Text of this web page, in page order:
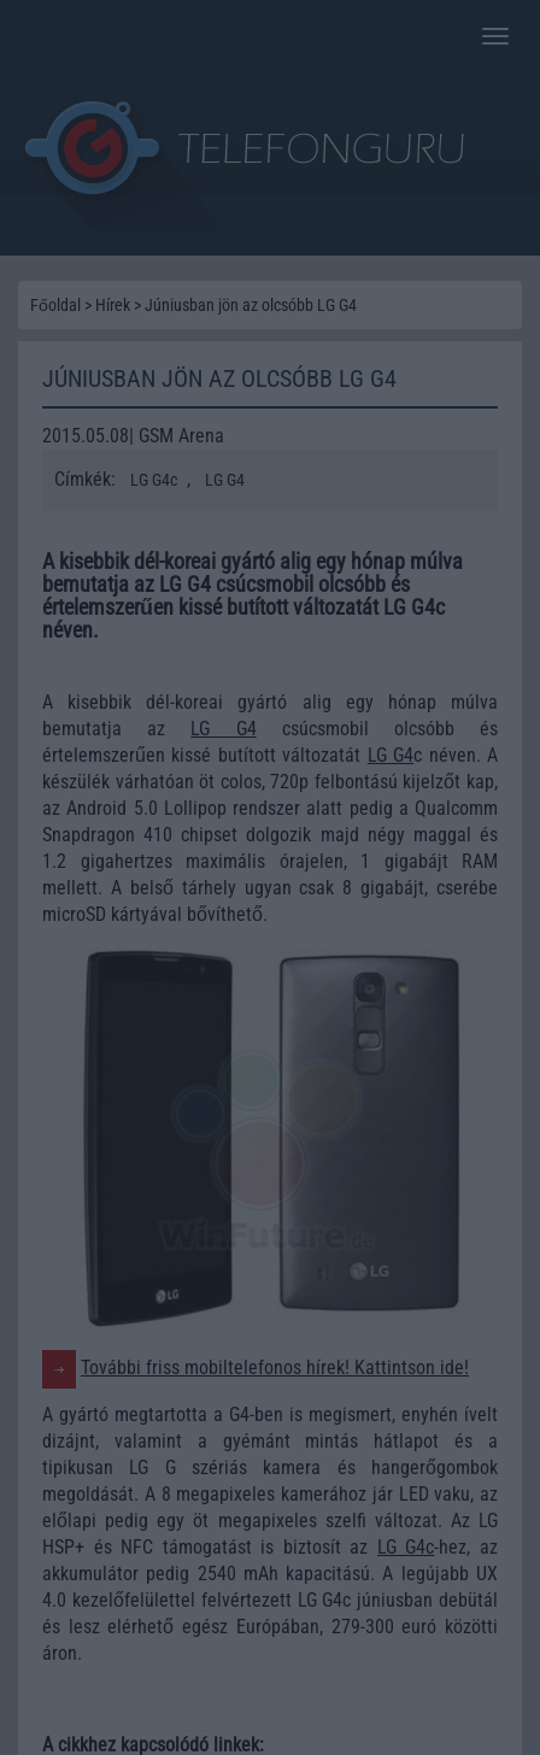
Toggle
Főoldal > Hírek >Júniusban jön az olcsóbb LG G4
JÚNIUSBAN JÖN AZ OLCSÓBB LG G4
2015.05.08| GSM Arena
Címkék:
LG G4c , LG G4
A kisebbik dél-koreai gyártó alig egy hónap múlva
bemutatja az LG G4 csúcsmobil olcsóbb és
értelemszerűen kissé butított változatát LG G4c
néven.
A kisebbik dél-koreai gyártó alig egy hónap múlva
bemutatja az LG G4csúcsmobil olcsóbb és
értelemszerűen kissé butított változatát LG G4c néven. A
készülék várhatóan öt colos, 720p felbontású kijelzőt kap,
az Android 5.0 Lollipop rendszer alatt pedig a Qualcomm
Snapdragon 410 chipset dolgozik majd négy maggal és
1.2 gigahertzes maximális órajelen, 1 gigabájt RAM
mellett. A belső tárhely ugyan csak 8 gigabájt, cserébe
microSD kártyával bővíthető.
További friss mobiltelefonos hírek! Kattintson ide!
A gyártó megtartotta a G4-ben is megismert, enyhén ívelt
dizájnt, valamint a gyémánt mintás hátlapot és a
tipikusan LG G szériás kamera és hangerőgombok
megoldását. A 8 megapixeles kamerához jár LED vaku, az
előlapi pedig egy öt megapixeles szelfi változat. Az LG
HSP+ és NFC támogatást is biztosít az LG G4c-hez, az
akkumulátor pedig 2540 mAh kapacitású. A legújabb UX
4.0 kezelőfelülettel felvértezett LG G4c júniusban debütál
és lesz elérhető egész Európában, 279-300 euró közötti
áron.
A cikkhez kapcsolódó linkek: